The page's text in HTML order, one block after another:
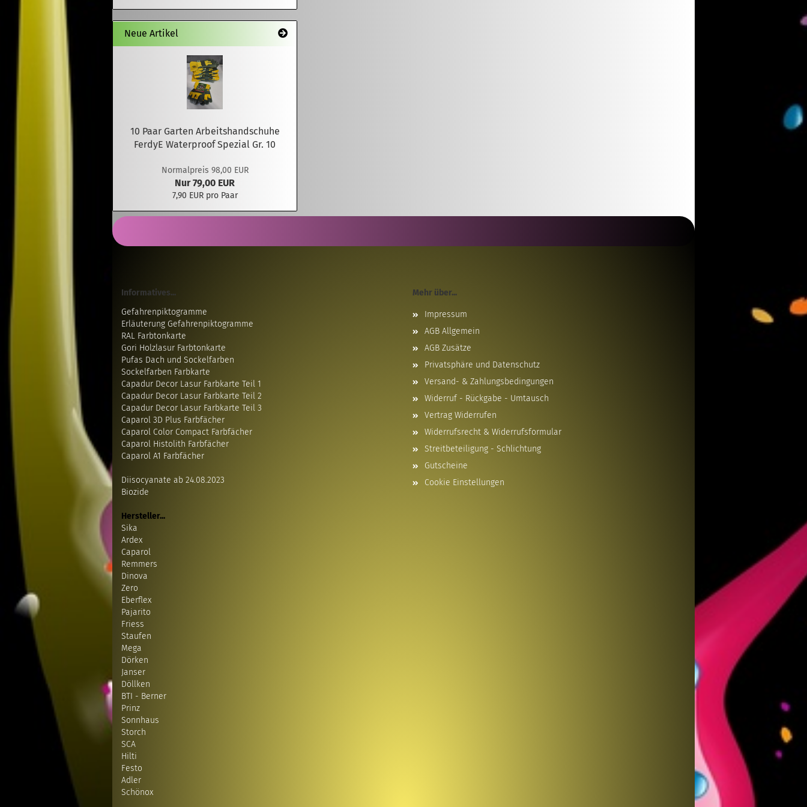
Neue Artikel
10 Paar Garten Arbeitshandschuhe
FerdyE Waterproof Spezial Gr. 10
Normalpreis 98,00 EUR
Nur 79,00 EUR
7,90 EUR pro Paar
Informatives...
Gefahrenpiktogramme
Erläuterung Gefahrenpiktogramme
RAL Farbtonkarte
Gori Holzlasur Farbtonkarte
Pufas Dach und Sockelfarben
Sockelfarben Farbkarte
Capadur Decor Lasur Farbkarte Teil 1
Capadur Decor Lasur Farbkarte Teil 2
Capadur Decor Lasur Farbkarte Teil 3
Caparol 3D Plus Farbfächer
Caparol Color Compact Farbfächer
Caparol Histolith Farbfächer
Caparol A1 Farbfächer
Diisocyanate ab 24.08.2023
Biozide
Hersteller...
Sika
Ardex
Caparol
Remmers
Dinova
Zero
Eberflex
Pajarito
Friess
Staufen
Mega
Dörken
Janser
Döllken
BTI - Berner
Prinz
Sonnhaus
Storch
SCA
Hilti
Festo
Adler
Schönox
Mehr über...
Impressum
AGB Allgemein
AGB Zusätze
Privatsphäre und Datenschutz
Versand- & Zahlungsbedingungen
Widerruf - Rückgabe - Umtausch
Vertrag Widerrufen
Widerrufsrecht & Widerrufsformular
Streitbeteiligung - Schlichtung
Gutscheine
Cookie Einstellungen